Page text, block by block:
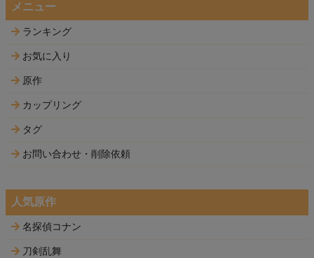
メニュー
ランキング
お気に入り
原作
カップリング
タグ
お問い合わせ・削除依頼
人気原作
名探偵コナン
刀剣乱舞